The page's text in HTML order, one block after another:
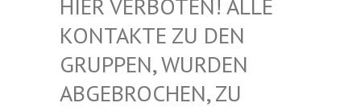
IER VERBOTEN! ALLE K
ONTAKTE ZU DEN G
RUPPEN, WURDEN A
BGEBROCHEN, ZU D